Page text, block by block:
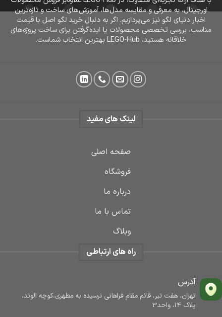
اورجینال، به معرفی و مقایسه مدل‌ها، آموزش‌های ساخت و تازه‌ترین
اخبار دنیای لگو نیز می‌پردازیم. اگر به دنبال خرید لگو اصل با قیمت
مناسب، بررسی تخصصی محصولات یا ایده‌گرفتن برای ساخت پروژه‌های
خلاقانه هستید، LEGO-Hub بهترین انتخاب شماست.
لینک های مفید
صفحه اصلی
فروشگاه
درباره ما
تماس با ما
وبلاگ
راه های ارتباطی
آدرس
تهران، هفت تیر، قائم مقام فراهانی نرسیده به مطهری،کوچه الوند،
پلاک 14، واحد3